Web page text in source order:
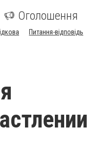
Оголошення
Питання-відповідь